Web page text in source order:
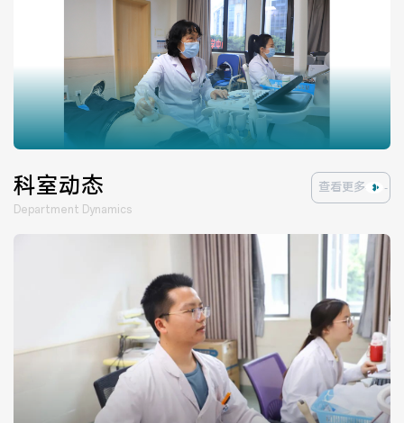
专家坐诊 咨询挂号
门诊就诊指南 特色诊疗
出/入院服务 健康科普
院内新闻 媒体报道
公示公告 公益事业
科室动态
Department Dynamics
查看更多